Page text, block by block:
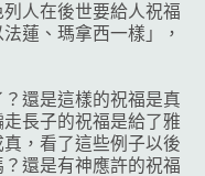
人在後世要給人祝福
蓮、瑪拿西一樣」，
還是這樣的祝福是真
長子的祝福是給了雅
，看了這些例子以後
還是有神應許的祝福